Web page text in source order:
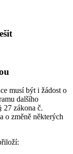
musí být i žádost o
dalšího
27 zákona č.
o změně některých